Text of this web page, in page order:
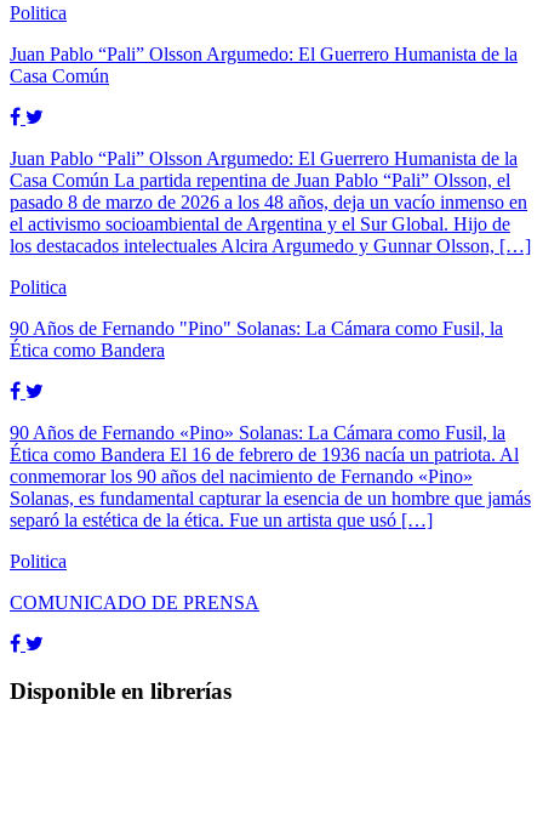
Politica
Juan Pablo “Pali” Olsson Argumedo: El Guerrero Humanista de la
Casa Común
Juan Pablo “Pali” Olsson Argumedo: El Guerrero Humanista de la
Casa Común La partida repentina de Juan Pablo “Pali” Olsson, el
pasado 8 de marzo de 2026 a los 48 años, deja un vacío inmenso en
el activismo socioambiental de Argentina y el Sur Global. Hijo de
los destacados intelectuales Alcira Argumedo y Gunnar Olsson, […]
Politica
90 Años de Fernando "Pino" Solanas: La Cámara como Fusil, la
Ética como Bandera
90 Años de Fernando «Pino» Solanas: La Cámara como Fusil, la
Ética como Bandera El 16 de febrero de 1936 nacía un patriota. Al
conmemorar los 90 años del nacimiento de Fernando «Pino»
Solanas, es fundamental capturar la esencia de un hombre que jamás
separó la estética de la ética. Fue un artista que usó […]
Politica
COMUNICADO DE PRENSA
Disponible en librerías